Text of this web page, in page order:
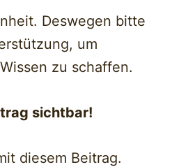
Deswegen bitte
um
zu schaffen.
sichtbar!
diesem Beitrag.